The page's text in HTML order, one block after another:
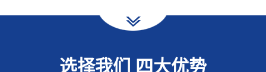
选择我们 四大优势